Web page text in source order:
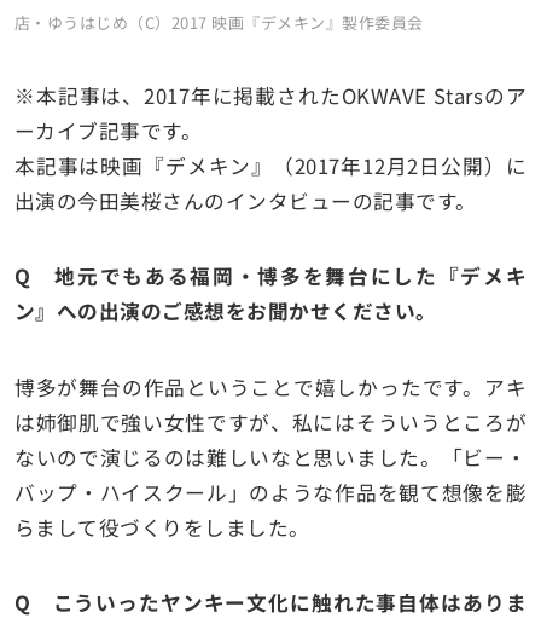
店・ゆうはじめ（C）2017 映画『デメキン』製作委員会
※本記事は、2017年に掲載されたOKWAVE Starsのア
ーカイブ記事です。
本記事は映画『デメキン』（2017年12月2日公開）に
出演の今田美桜さんのインタビューの記事です。
Q 地元でもある福岡・博多を舞台にした『デメキ
ン』への出演のご感想をお聞かせください。
博多が舞台の作品ということで嬉しかったです。アキ
は姉御肌で強い女性ですが、私にはそういうところが
ないので演じるのは難しいなと思いました。「ビー・
バップ・ハイスクール」のような作品を観て想像を膨
らまして役づくりをしました。
Q こういったヤンキー文化に触れた事自体はありま